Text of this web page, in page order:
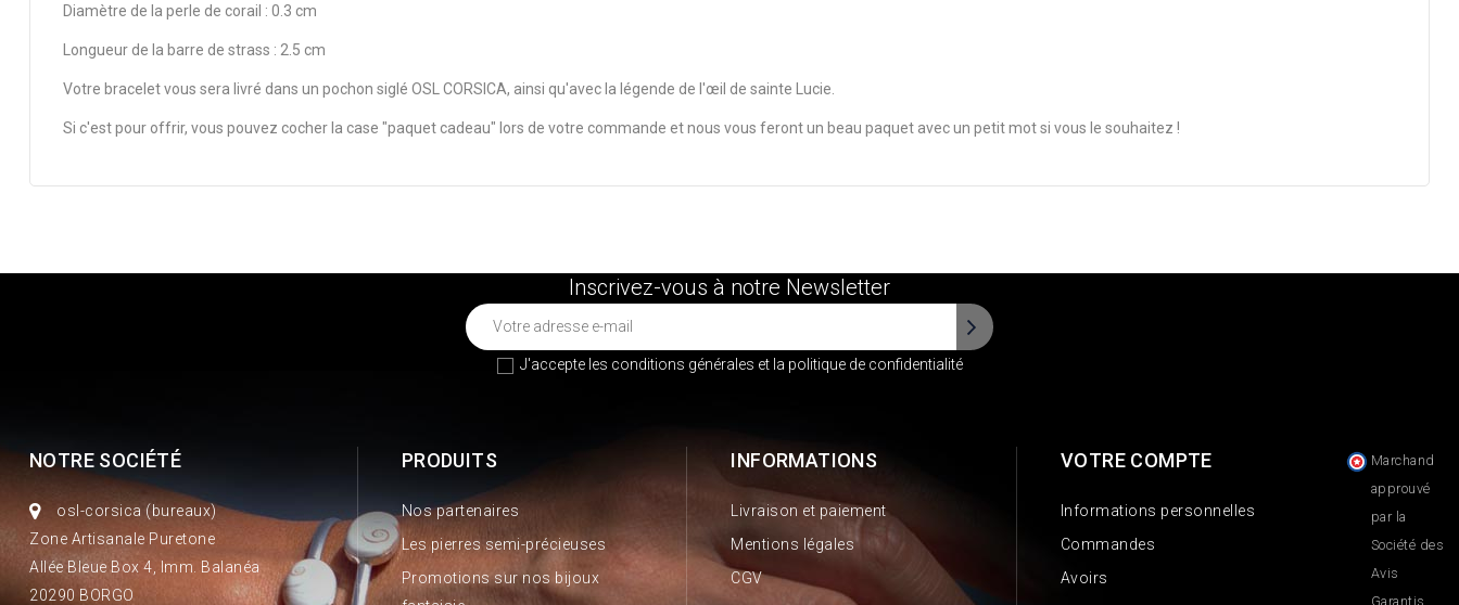
Diamètre de la perle de corail : 0.3 cm
Longueur de la barre de strass : 2.5 cm
Votre bracelet vous sera livré dans un pochon siglé OSL CORSICA, ainsi qu'avec la légende de l'œil de sainte Lucie.
Si c'est pour offrir, vous pouvez cocher la case "paquet cadeau" lors de votre commande et nous vous feront un beau paquet avec un petit mot si vous le souhaitez !
Inscrivez-vous à notre Newsletter
J'accepte les conditions générales et la politique de confidentialité
NOTRE SOCIÉTÉ
osl-corsica (bureaux)
Zone Artisanale Puretone
Allée Bleue Box 4, Imm. Balanéa
20290 BORGO
PRODUITS
Nos partenaires
Les pierres semi-précieuses
Promotions sur nos bijoux
INFORMATIONS
Livraison et paiement
Mentions légales
CGV
VOTRE COMPTE
Informations personnelles
Commandes
Avoirs
Marchand
approuvé
par la
Société des
Avis
Garantis,